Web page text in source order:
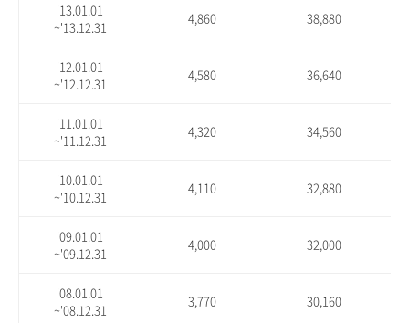
'13.01.01
~'13.12.31
4,860 38,880
'12.01.01
~'12.12.31
4,580 36,640
'11.01.01
~'11.12.31
4,320 34,560
'10.01.01
~'10.12.31
4,110 32,880
'09.01.01
~'09.12.31
4,000 32,000
'08.01.01
~'08.12.31
3,770 30,160